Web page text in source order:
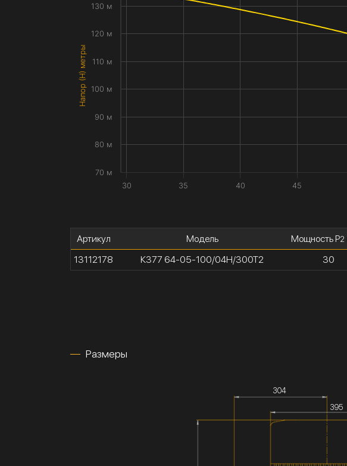
Напор (H) метры
30 35 40 45
70 м
80 м
90 м
100 м
110 м
120 м
130 м
Артикул
13112178
Модель
К377 64-05-100/04Н/300Т2
Мощность P2
30
Размеры
304
395